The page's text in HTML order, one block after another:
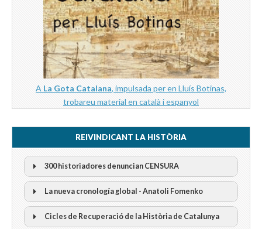
A La Gota Catalana, impulsada per en Lluís Botinas,
trobareu material en català i espanyol
REIVINDICANT LA HISTÒRIA
300 historiadores denuncian CENSURA
300 Historiadors denuncien al “Gobierno Español” per la
La nueva cronología global - Anatoli Fomenko
Cicles de Recuperació de la Història de Catalunya